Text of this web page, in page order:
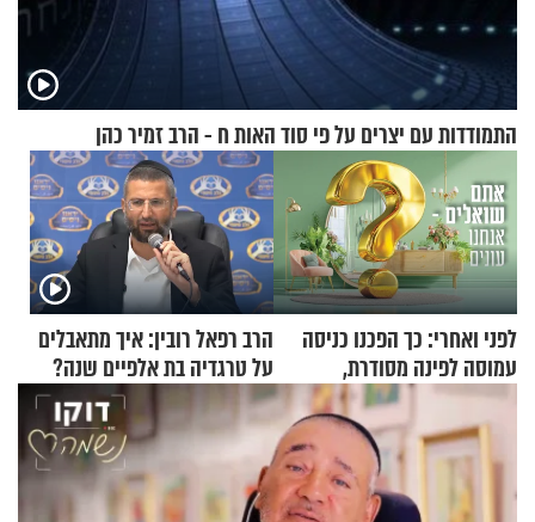
התמודדות עם יצרים על פי סוד האות ח - הרב זמיר כהן
לפני ואחרי: כך הפכנו כניסה
עמוסה לפינה מסודרת,
שימושית ומזמינה
הרב רפאל רובין: איך מתאבלים
על טרגדיה בת אלפיים שנה?